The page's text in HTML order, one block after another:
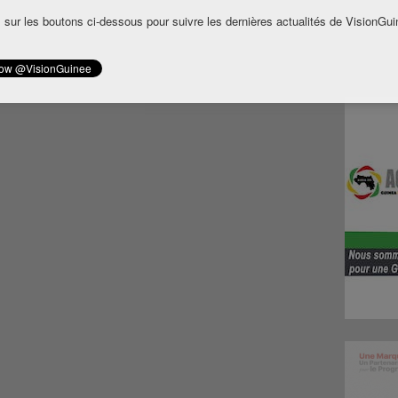
sur les boutons ci-dessous pour suivre les dernières actualités de